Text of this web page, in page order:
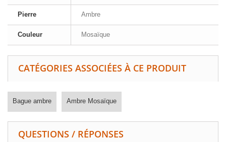
Pierre Ambre
Couleur Mosaïque
CATÉGORIES ASSOCIÉES À CE PRODUIT
Bague ambre Ambre Mosaïque
QUESTIONS / RÉPONSES